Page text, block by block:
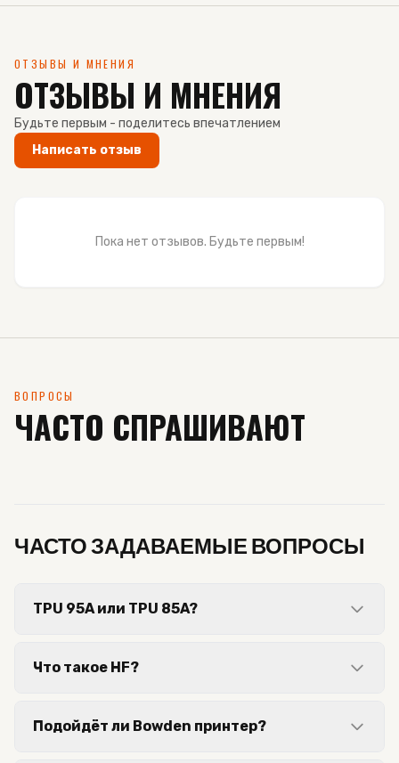
ОТЗЫВЫ И МНЕНИЯ
ОТЗЫВЫ И МНЕНИЯ
Будьте первым - поделитесь впечатлением
Написать отзыв
Пока нет отзывов. Будьте первым!
ВОПРОСЫ
ЧАСТО СПРАШИВАЮТ
ЧАСТО ЗАДАВАЕМЫЕ ВОПРОСЫ
TPU 95A или TPU 85A?
Что такое HF?
Подойдёт ли Bowden принтер?